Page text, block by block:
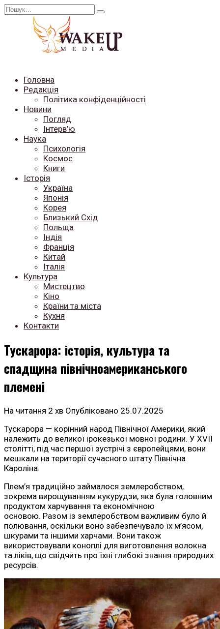
Перейти
Search
Головна
Редакція
Політика конфіденційності
Новини
Погляд
Інтерв’ю
Наука
Психологія
Космос
Книги
Історія
Україна
Японія
Корея
Близький Схід
Польща
Індія
Франція
Китай
Італія
Культура
Мистецтво
Кіно
Країни та міста
Кухня
Контакти
Тускарора: історія, культура та
спадщина північноамериканського
племені
На читання 2 хв Опубліковано 25.07.2025
Тускарора — корінний народ Північної Америки, який
належить до великої ірокезької мовної родини. У XVII
столітті, під час першої зустрічі з європейцями, вони
мешкали на території сучасного штату Північна
Кароліна.
Плем’я традиційно займалося землеробством,
зокрема вирощуванням кукурудзи, яка була головним
продуктом харчування та економічною
основою. Разом із землеробством важливим було й
полювання, оскільки воно забезпечувало їх м’ясом,
шкурами та іншими харчами. Вони також
використовували коноплі для виготовлення волокна
та ліків, що свідчить про їхні глибокі знання природних
ресурсів.